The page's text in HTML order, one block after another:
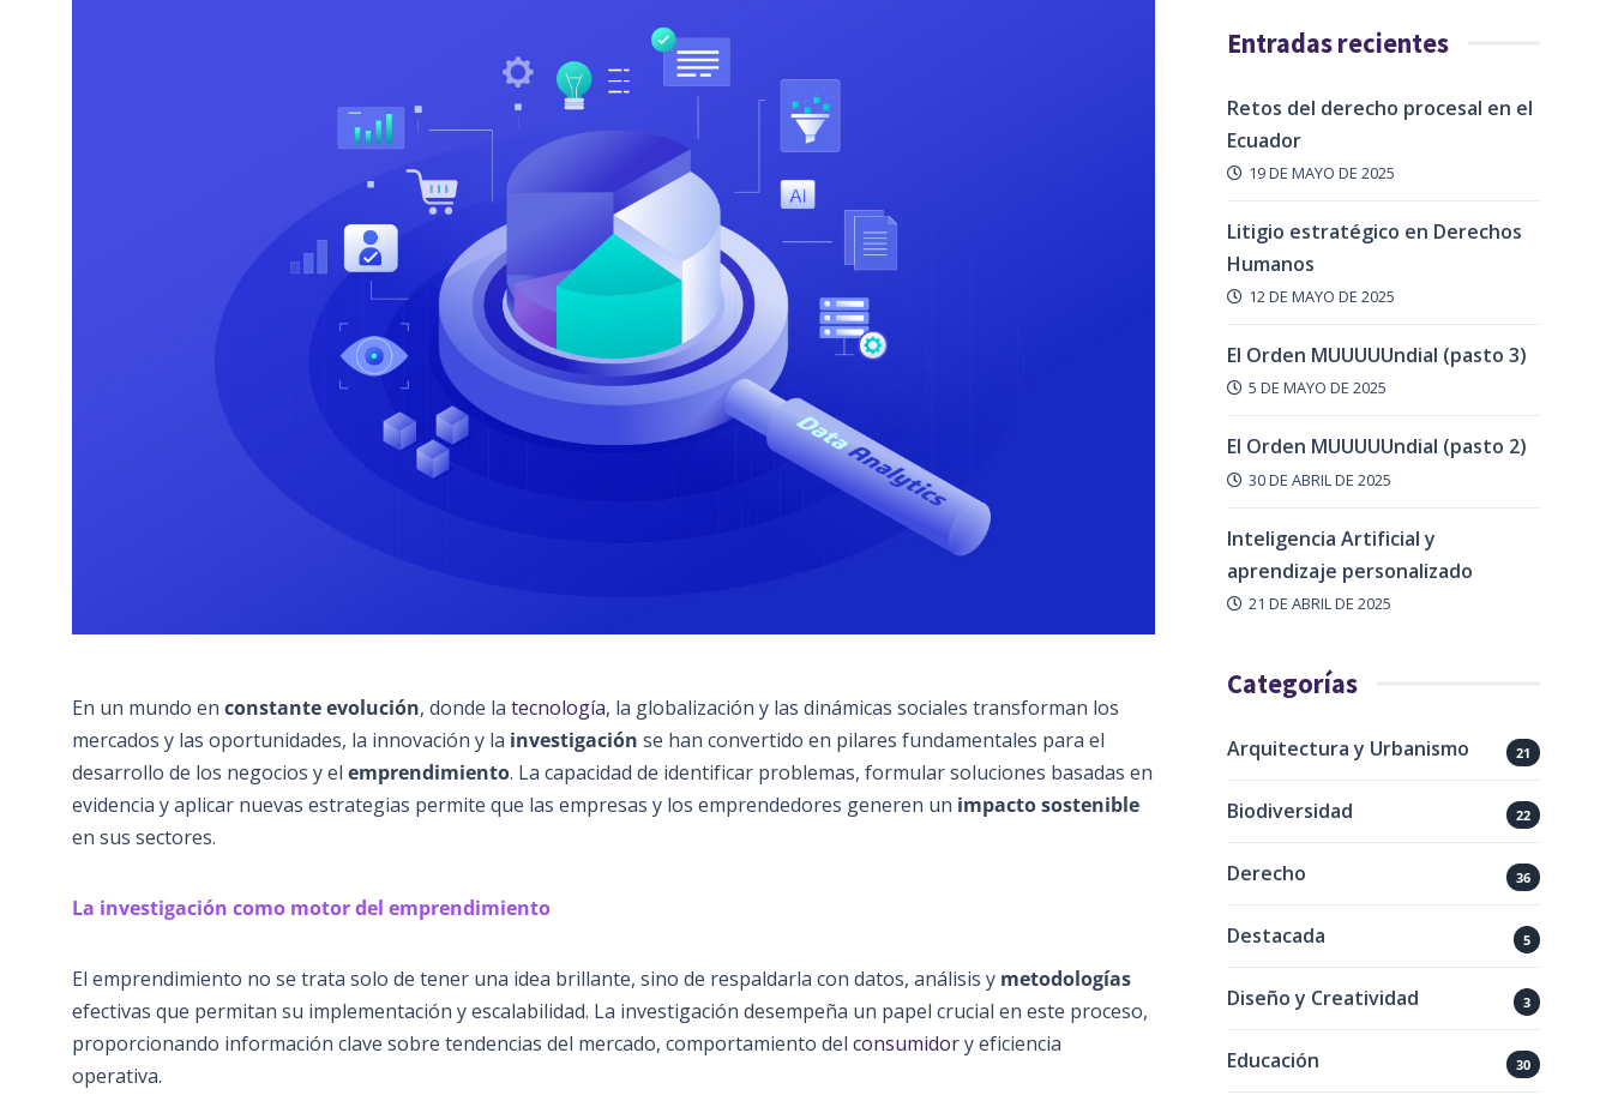
En un mundo en constante evolución, donde la tecnología, la globalización y las dinámicas sociales transforman los
mercados y las oportunidades, la innovación y la investigación se han convertido en pilares fundamentales para el
desarrollo de los negocios y el emprendimiento. La capacidad de identificar problemas, formular soluciones basadas en
evidencia y aplicar nuevas estrategias permite que las empresas y los emprendedores generen un impacto sostenible
en sus sectores.
La investigación como motor del emprendimiento
El emprendimiento no se trata solo de tener una idea brillante, sino de respaldarla con datos, análisis y metodologías
efectivas que permitan su implementación y escalabilidad. La investigación desempeña un papel crucial en este proceso,
proporcionando información clave sobre tendencias del mercado, comportamiento del consumidory eficiencia
operativa.
Entradas recientes
Retos del derecho procesal en el
Ecuador
19 DE MAYO DE 2025
Litigio estratégico en Derechos
Humanos
12 DE MAYO DE 2025
El Orden MUUUUUndial (pasto 3)
5 DE MAYO DE 2025
El Orden MUUUUUndial (pasto 2)
30 DE ABRIL DE 2025
Inteligencia Artificial y
aprendizaje personalizado
21 DE ABRIL DE 2025
Categorías
Arquitectura y Urbanismo 21
Biodiversidad 22
Derecho 36
Destacada 5
Diseño y Creatividad 3
Educación 30